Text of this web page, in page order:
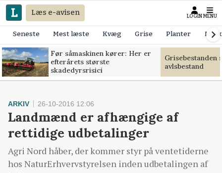
Læs e-avisen LOGIN MENU
Seneste Mest læste Kvæg Grise Planter
Før såmaskinen kører: Her er
efterårets største
skadedyrsrisici
Grisebestanden
avlsbestand
ARKIV 26-10-2016 12:06
Landmænd er afhængige af
rettidige udbetalinger
Agri Nord håber, der kommer styr på ventetiderne
hos NaturErhvervstyrelsen inden udbetalingen af